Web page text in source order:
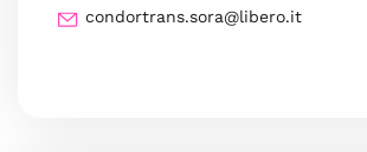
condortrans.sora@libero.it